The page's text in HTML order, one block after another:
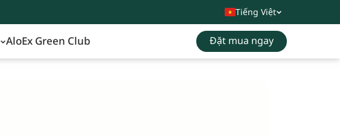
Tiếng Việt
AloEx Green Club Đặt mua ngay